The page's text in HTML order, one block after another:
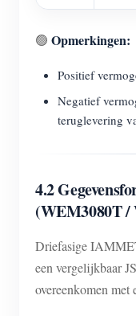
🟢 Opmerkingen:
Positief
Negatief
teruglevering
4.2
(WEM3080T
Driefasige
een vergelijkbaar
overeenkomen met